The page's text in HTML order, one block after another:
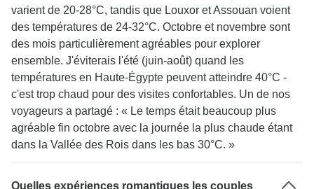
de la visite. Bien que la logistique globale ait été
bien gérée, il est possible d'améliorer l'efficacité
des déplacements sur le Nil afin de s'assurer que
toutes les visites prévues dans l'itinéraire soient
effectuées à temps. J'ai été heureux de constater
que l'hébergement dans les hôtels comportait des
initiatives écologiques. Dans l'ensemble, je
félicite Holiday In Egypt pour son
professionnalisme et son engagement à rendre le
voyage aussi agréable que possible.
varient de 20-28°C, tandis que Louxor et Assouan voient
des températures de 24-32°C. Octobre et novembre sont
des mois particulièrement agréables pour explorer
ensemble. J'éviterais l'été (juin-août) quand les
températures en Haute-Égypte peuvent atteindre 40°C -
c'est trop chaud pour des visites confortables. Un de nos
voyageurs a partagé : « Le temps était beaucoup plus
agréable fin octobre avec la journée la plus chaude étant
dans la Vallée des Rois dans les bas 30°C. »
Quelles expériences romantiques les couples